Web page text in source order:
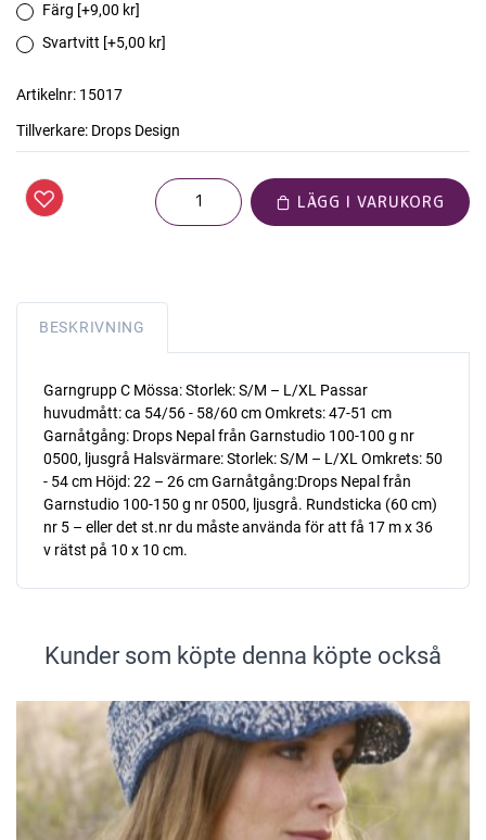
Färg [+9,00 kr]
Svartvitt [+5,00 kr]
Artikelnr: 15017
Tillverkare: Drops Design
LÄGG I VARUKORG
BESKRIVNING
Garngrupp C Mössa: Storlek: S/M – L/XL Passar
huvudmått: ca 54/56 - 58/60 cm Omkrets: 47-51 cm
Garnåtgång: Drops Nepal från Garnstudio 100-100 g nr
0500, ljusgrå Halsvärmare: Storlek: S/M – L/XL Omkrets: 50
- 54 cm Höjd: 22 – 26 cm Garnåtgång:Drops Nepal från
Garnstudio 100-150 g nr 0500, ljusgrå. Rundsticka (60 cm)
nr 5 – eller det st.nr du måste använda för att få 17 m x 36
v rätst på 10 x 10 cm.
Kunder som köpte denna köpte också